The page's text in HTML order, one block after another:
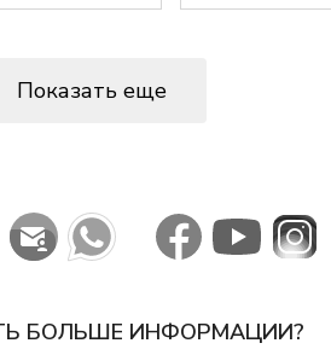
Показать еще
БОЛЬШЕ ИНФОРМАЦИИ?